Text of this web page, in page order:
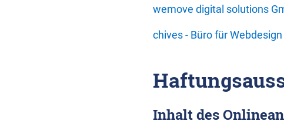
wemove digital solutions
chives - Büro für
Inhalt des